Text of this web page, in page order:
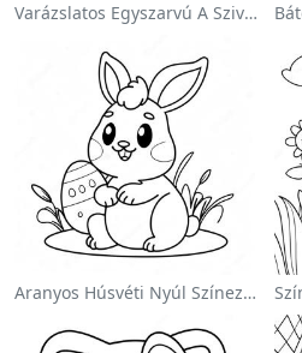
Varázslatos Egyszarvú A Szivárvány Színezőoldalon
Aranyos Húsvéti Nyúl Színezőoldalon